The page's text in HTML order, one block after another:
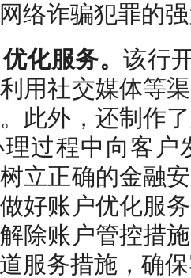
络诈骗犯罪的
优化服务。 该行
用社交媒体等
此外，还制作
过程中向客户
立正确的金融
好账户优化服
除账户管控措
道服务措施，确